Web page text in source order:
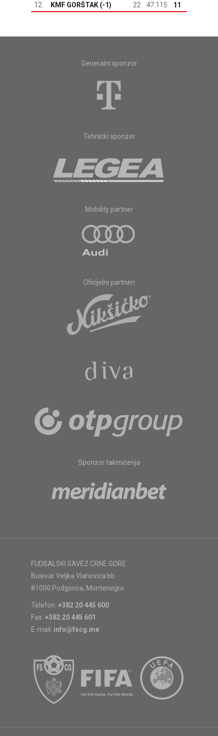
12.
KMF GORŠTAK (-1) 22 47:115 11
Generalni sponzor
Tehnički sponzor
Mobility partner
Oficijelni partneri
Sponzor takmičenja
FUDBALSKI SAVEZ CRNE GORE
Bulevar Veljka Vlahovića bb
81000 Podgorica, Montenegro
Telefon: +382 20 445 600
Fax: +382 20 445 601
E-mail: info@fscg.me